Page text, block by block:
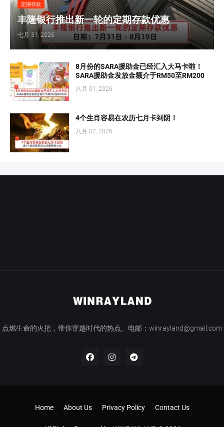
定期存款
丰隆银行推出新一轮的定期存款优惠
七月 31, 2026
8月份的SARA援助金已经汇入大马卡啦！
SARA援助金发放金额介于RM50至RM200
八月 01, 2026
4个生肖容易在农历七月卡到阴！
八月 02, 2026
点燃生命的火把，带你穿越时代的热点。电邮：winrayland@gmail.com
Home About Us Privacy Policy Contact Us